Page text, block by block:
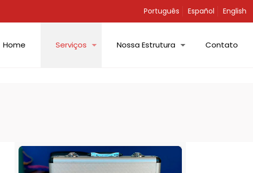
Português Español English
Home Serviços Nossa Estrutura Contato